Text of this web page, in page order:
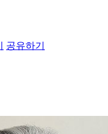
공유하기